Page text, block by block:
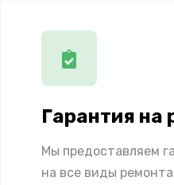
Гарантия на
Мы предоставляем
на все виды